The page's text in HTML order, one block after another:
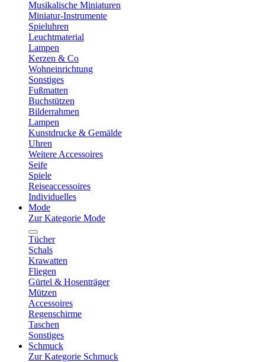
Musikalische Miniaturen
Miniatur-Instrumente
Spieluhren
Leuchtmaterial
Lampen
Kerzen & Co
Wohneinrichtung
Sonstiges
Fußmatten
Buchstützen
Bilderrahmen
Lampen
Kunstdrucke & Gemälde
Uhren
Weitere Accessoires
Seife
Spiele
Reiseaccessoires
Individuelles
Mode
Zur Kategorie Mode
Tücher
Schals
Krawatten
Fliegen
Gürtel & Hosenträger
Mützen
Accessoires
Regenschirme
Taschen
Sonstiges
Schmuck
Zur Kategorie Schmuck